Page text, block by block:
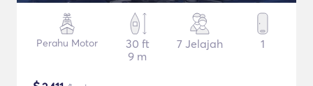
Perahu Motor
30 ft
9 m
7 Jelajah 1